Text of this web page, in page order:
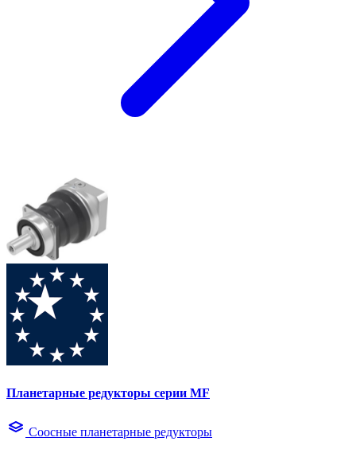
Планетарные редукторы серии MF
Соосные планетарные редукторы